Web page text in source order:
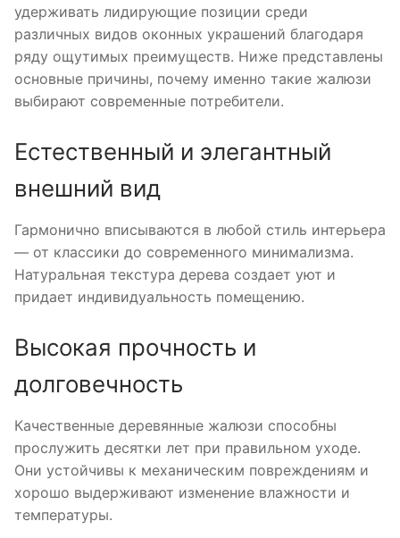
удерживать лидирующие позиции среди
различных видов оконных украшений благодаря
ряду ощутимых преимуществ. Ниже представлены
основные причины, почему именно такие жалюзи
выбирают современные потребители.
Естественный и элегантный
внешний вид
Гармонично вписываются в любой стиль интерьера
— от классики до современного минимализма.
Натуральная текстура дерева создает уют и
придает индивидуальность помещению.
Высокая прочность и
долговечность
Качественные деревянные жалюзи способны
прослужить десятки лет при правильном уходе.
Они устойчивы к механическим повреждениям и
хорошо выдерживают изменение влажности и
температуры.